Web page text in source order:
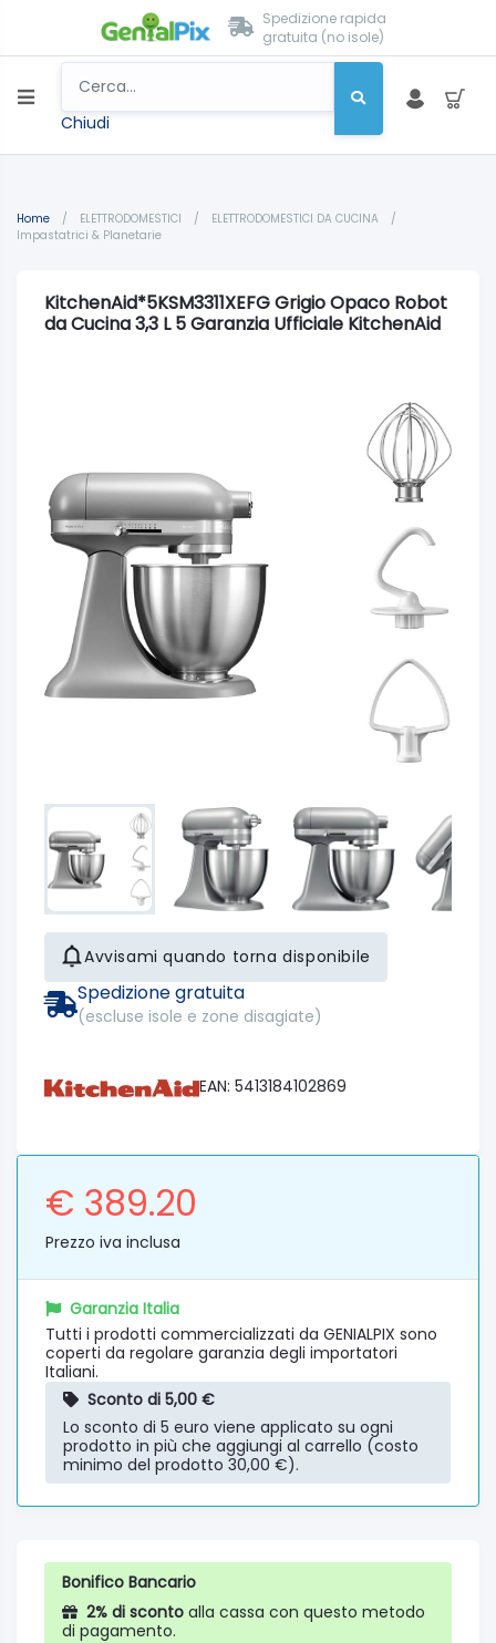
Spedizione rapida
gratuita (no isole)
Chiudi
Home / ELETTRODOMESTICI / ELETTRODOMESTICI DA CUCINA
/
Impastatrici & Planetarie
KitchenAid*5KSM3311XEFG Grigio Opaco Robot
da Cucina 3,3 L 5 Garanzia Ufficiale KitchenAid
Avvisami quando torna disponibile
Spedizione gratuita
(escluse isole e zone disagiate)
EAN: 5413184102869
€ 389.20
Prezzo iva inclusa
Garanzia Italia
Tutti i prodotti commercializzati da GENIALPIX sono
coperti da regolare garanzia degli importatori
Italiani.
Sconto di 5,00 €
Lo sconto di 5 euro viene applicato su ogni
prodotto in più che aggiungi al carrello (costo
minimo del prodotto 30,00 €).
Bonifico Bancario
2% di sconto alla cassa con questo metodo
di pagamento.